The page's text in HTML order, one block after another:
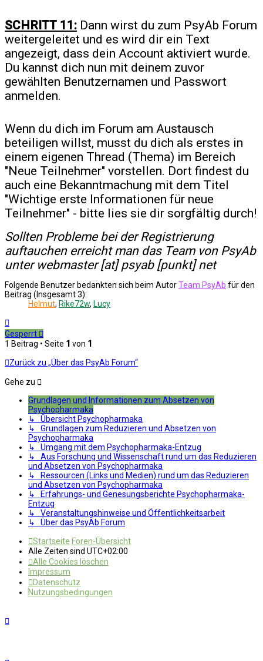
SCHRITT 11: Dann wirst du zum PsyAb Forum
weitergeleitet und es wird dir ein Text
angezeigt, dass dein Account aktiviert wurde.
Du kannst dich nun mit deinem zuvor
gewählten Benutzernamen und Passwort
anmelden.
Wenn du dich im Forum am Austausch
beteiligen willst, musst du dich als erstes in
einem eigenen Thread (Thema) im Bereich
"Neue Teilnehmer" vorstellen. Dort findest du
auch eine Bekanntmachung mit dem Titel
"Wichtige erste Informationen für neue
Teilnehmer" - bitte lies sie dir sorgfältig durch!
Sollten Probleme bei der Registrierung
auftauchen erreicht man das Team von PsyAb
unter webmaster [at] psyab [punkt] net
Folgende Benutzer bedankten sich beim AutorTeam PsyAb für den
Beitrag (Insgesamt 3):
Helmut, Rike72w, Lucy
oben
Gesperrt
1 Beitrag • Seite 1 von 1
Zurück zu „Über das PsyAb Forum“
Gehe zu
Grundlagen und Informationen zum Absetzen von
Psychopharmaka
↳ Übersicht Psychopharmaka
↳ Grundlagen zum Reduzieren und Absetzen von
Psychopharmaka
↳ Umgang mit dem Psychopharmaka-Entzug
↳ Aus Forschung und Wissenschaft rund um das Reduzieren
und Absetzen von Psychopharmaka
↳ Ressourcen (Links und Medien) rund um das Reduzieren
und Absetzen von Psychopharmaka
↳ Erfahrungs- und Genesungsberichte Psychopharmaka-
Entzug
↳ Veranstaltungshinweise und Öffentlichkeitsarbeit
↳ Über das PsyAb Forum
Startseite Foren-Übersicht
Alle Zeiten sind UTC+02:00
Alle Cookies löschen
Impressum
Datenschutz
Nutzungsbedingungen